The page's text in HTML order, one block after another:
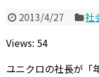
2013/4/27 社
Views: 54
ユニクロの社長が「